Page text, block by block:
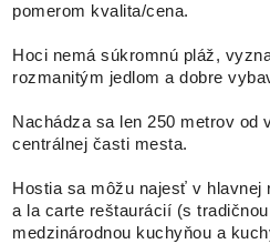
pomerom kvalita/cena.
Hoci nemá súkromnú pláž,
rozmanitým jedlom a dobre
Nachádza sa len 250 metrov od
centrálnej časti mesta.
Hostia sa môžu najesť v hlavnej
a la carte reštaurácií (s
medzinárodnou kuchyňou a